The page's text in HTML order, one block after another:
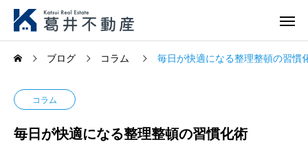
ブログ コラム 毎日が快適になる整理整頓の習慣
コラム
毎日が快適になる整理整頓の習慣化術